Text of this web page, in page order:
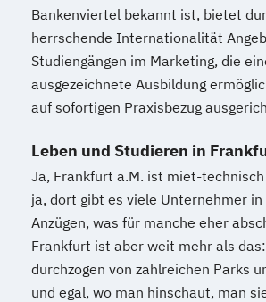
Bankenviertel bekannt ist, bietet
herrschende Internationalität
Studiengängen im Marketing, die
ausgezeichnete Ausbildung
auf sofortigen Praxisbezug
Leben und Studieren in
Ja, Frankfurt a.M. ist miet-
ja, dort gibt es viele Unternehmer in
Anzügen, was für manche eher
Frankfurt ist aber weit mehr als
durchzogen von zahlreichen Parks
und egal, wo man hinschaut, man